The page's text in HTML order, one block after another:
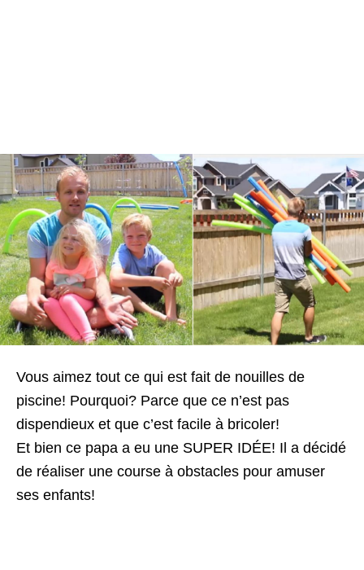
Vous aimez tout ce qui est fait de nouilles de
piscine! Pourquoi? Parce que ce n’est pas
dispendieux et que c’est facile à bricoler!
Et bien ce papa a eu une SUPER IDÉE! Il a décidé
de réaliser une course à obstacles pour amuser
ses enfants!